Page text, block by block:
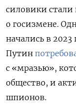
силовики стали
о госизмене.
начались в
Путин
с «мразью»,
общество, и
шпионов.